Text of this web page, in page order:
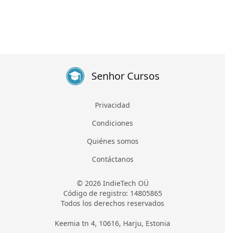
Senhor Cursos
Privacidad
Condiciones
Quiénes somos
Contáctanos
© 2026 IndieTech OÜ
Código de registro: 14805865
Todos los derechos reservados
Keemia tn 4, 10616, Harju, Estonia